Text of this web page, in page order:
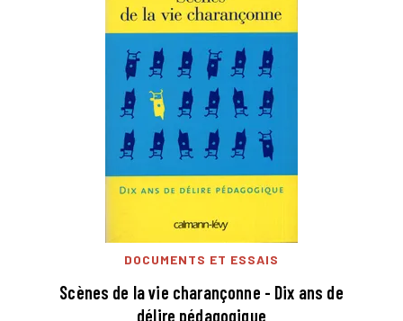
DOCUMENTS ET ESSAIS
Scènes de la vie charançonne - Dix ans de
délire pédagogique